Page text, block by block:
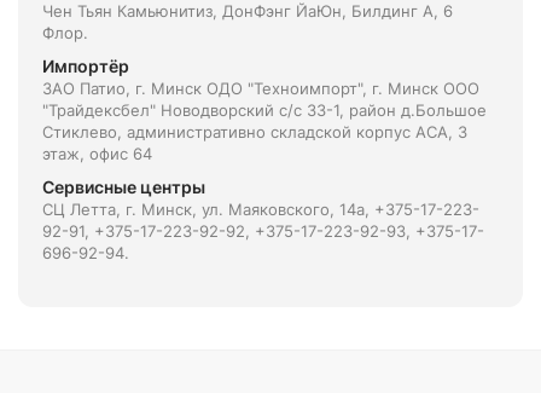
Чен Тьян Камьюнитиз, ДонФэнг ЙаЮн, Билдинг А, 6
Флор.
Импортёр
ЗАО Патио, г. Минск ОДО "Техноимпорт", г. Минск ООО
"Трайдексбел" Новодворский с/с 33-1, район д.Большое
Стиклево, административно складской корпус АСА, 3
этаж, офис 64
Сервисные центры
СЦ Летта, г. Минск, ул. Маяковского, 14а, +375-17-223-
92-91, +375-17-223-92-92, +375-17-223-92-93, +375-17-
696-92-94.